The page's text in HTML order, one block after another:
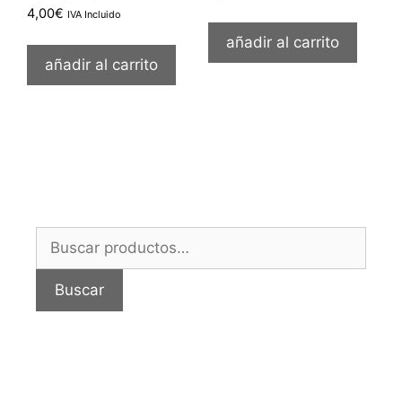
4,00€ IVA Incluido
añadir al carrito
añadir al carrito
Buscar
Buscar